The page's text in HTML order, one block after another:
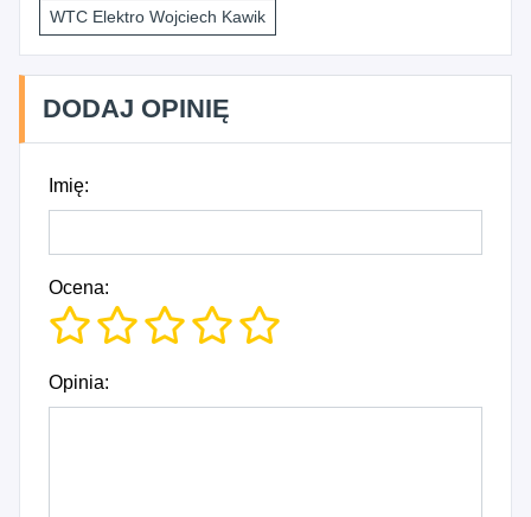
WTC Elektro Wojciech Kawik
DODAJ OPINIĘ
Imię:
Ocena:
Opinia: